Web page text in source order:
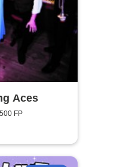
Aces
FP